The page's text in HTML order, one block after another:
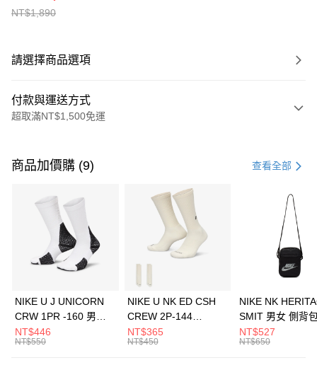
NT$1,890
請選擇商品選項
付款與運送方式
超取滿NT$1,500免運
信用卡一次付款
3 期 0 利率 每期 21家銀行
合作金庫商業銀行
第一商業銀行
華南商業銀行
彰化商業銀行
上海商業儲蓄銀行
元大商業銀行
Apple Pay
全盈+PAY
AFTEE先享後付
商品加價購 (9) 查看全部
NIKE U J UNICORN
CRW 1PR -160 男女
中統襪 FZ3393100
NT$446
NT$550
NIKE U NK ED CSH
CREW 2P-144
EMBRDY 男女 短統襪
FZ3073133
NT$365
NT$450
NIKE NK
SMIT 男女 側背
BA5871010
NT$527
NT$650